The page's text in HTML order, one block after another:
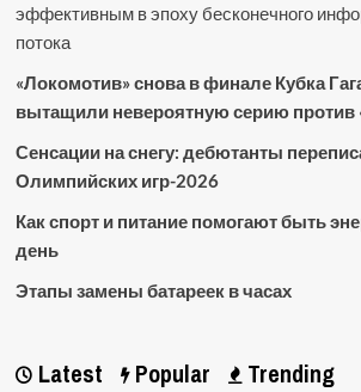
эффективным в эпоху бесконечного
потока
«Локомотив» снова в финале Кубка
вытащили невероятную серию против
Сенсации на снегу: дебютанты
Олимпийских игр-2026
Как спорт и питание помогают быть
день
Этапы замены батареек в часах
Latest Popular Trending